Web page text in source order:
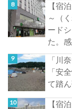
【宿
～（
ード
た。
「川
「安
て踏
【宿